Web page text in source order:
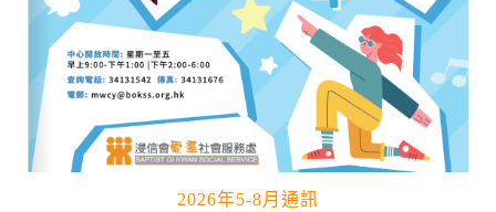
2026年5-8月通訊